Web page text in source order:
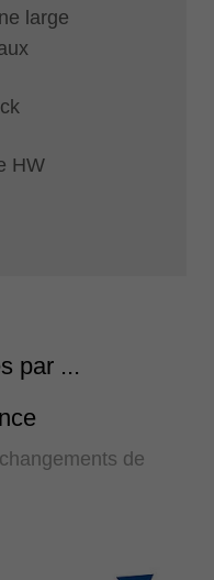
large
HW
par ...
de